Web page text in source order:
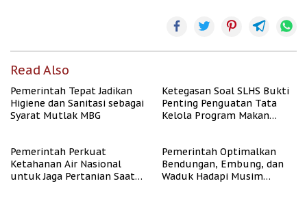
Read Also
Pemerintah Tepat Jadikan
Higiene dan Sanitasi sebagai
Syarat Mutlak MBG
Ketegasan Soal SLHS Bukti
Penting Penguatan Tata
Kelola Program Makan
Pemerintah Perkuat
Ketahanan Air Nasional
untuk Jaga Pertanian Saat
Pemerintah Optimalkan
Bendungan, Embung, dan
Waduk Hadapi Musim